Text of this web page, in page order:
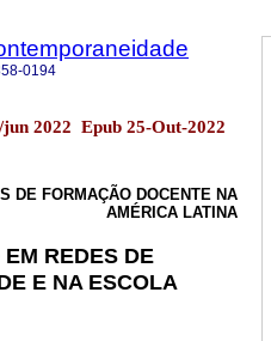
0194
2022 Epub 25-Out-2022
DE FORMAÇÃO DOCENTE NA
AMÉRICA LATINA
REDES DE
E NA ESCOLA